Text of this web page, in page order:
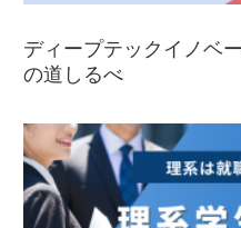
ディープテックイノベ
の道しるべ